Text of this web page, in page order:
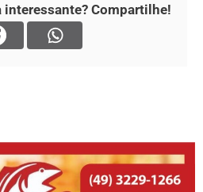
interessante? Compartilhe!